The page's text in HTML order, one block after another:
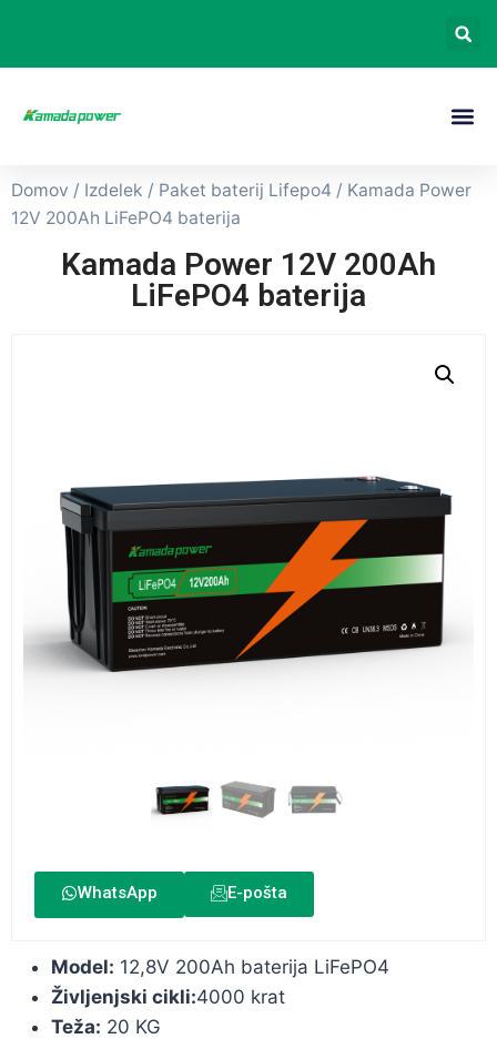
Domov / Izdelek / Paket baterij Lifepo4 / Kamada Power
12V 200Ah LiFePO4 baterija
Kamada Power 12V 200Ah
LiFePO4 baterija
WhatsApp E-pošta
Model: 12,8V 200Ah baterija LiFePO4
Življenjski cikli:4000 krat
Teža: 20 KG